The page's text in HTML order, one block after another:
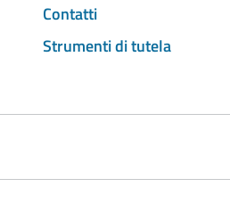
Contatti
Strumenti di tutela